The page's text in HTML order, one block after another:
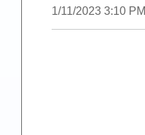
1/11/2023 3:10 PM